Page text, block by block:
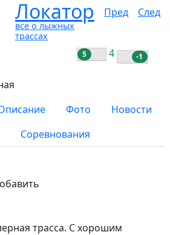
Локатор
все о лыжных
трассах
Пред След
5 4 -1
Фото
Новости
Соревнования
трасса. С хорошим